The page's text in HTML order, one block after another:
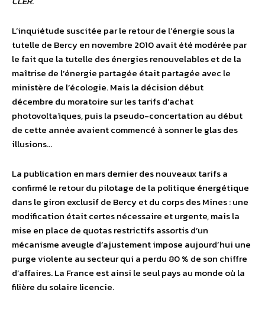
L’inquiétude suscitée par le retour de l’énergie sous la
tutelle de Bercy en novembre 2010 avait été modérée par
le fait que la tutelle des énergies renouvelables et de la
maîtrise de l’énergie partagée était partagée avec le
ministère de l’écologie. Mais la décision début
décembre du moratoire sur les tarifs d’achat
photovoltaïques, puis la pseudo-concertation au début
de cette année avaient commencé à sonner le glas des
illusions…
La publication en mars dernier des nouveaux tarifs a
confirmé le retour du pilotage de la politique énergétique
dans le giron exclusif de Bercy et du corps des Mines : une
modification était certes nécessaire et urgente, mais la
mise en place de quotas restrictifs assortis d’un
mécanisme aveugle d’ajustement impose aujourd’hui une
purge violente au secteur qui a perdu 80 % de son chiffre
d’affaires. La France est ainsi le seul pays au monde où la
filière du solaire licencie.